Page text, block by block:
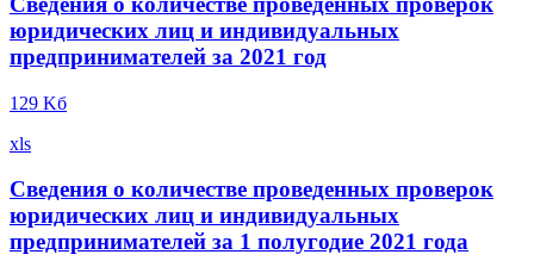
юридических лиц и индивидуальных
предпринимателей за 2021 год
129 Kб
xls
Сведения о количестве проведенных проверок
юридических лиц и индивидуальных
предпринимателей за 1 полугодие 2021 года